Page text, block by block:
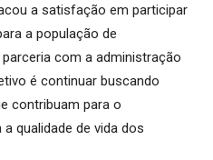
a satisfação em participar
a população de
com a administração
é continuar buscando
contribuam para o
qualidade de vida dos